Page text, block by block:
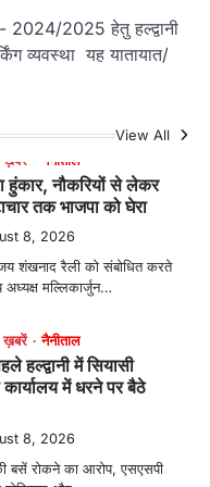
2024/2025 हेतु हल्द्वानी
व्यवस्था यह यातायात/
View All
तक भाजपा को घेरा
8, 2026
शंखनाद रैली को संबोधित करते
मल्लिकार्जुन…
ख़बरें नैनीताल
में सियासी
में धरने पर बैठे
8, 2026
बसें रोकने का आरोप, एसएसपी
और…
कुमाऊं ख़बरें
श्रीमद्भागवत कथा के चतुर्थ
गया श्रीकृष्ण जन्मोत्सव,
ने किया कथा श्रवण
6, 2026
मंदिर, कमराड़/विनायक क्षेत्र में